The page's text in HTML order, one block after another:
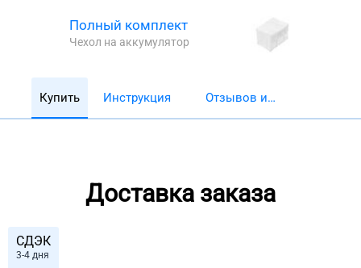
Полный комплект
Чехол на аккумулятор
Купить Инструкция
Отзывов и
Доставка заказа
СДЭК
3-4 дня